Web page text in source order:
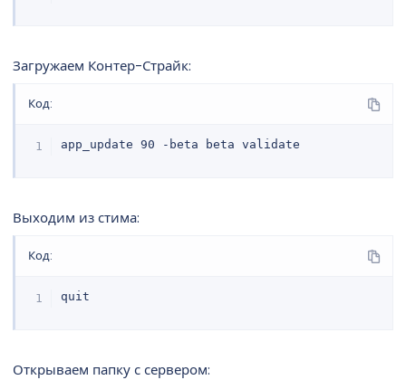
Загружаем Контер-Страйк:
Код:
app_update 90 -beta beta validate
Выходим из стима:
Код:
quit
Открываем папку с сервером: